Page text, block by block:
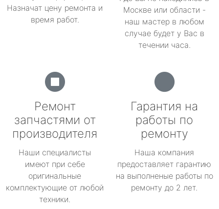
Назначат цену ремонта и
время работ.
Москве или области -
наш мастер в любом
случае будет у Вас в
течении часа.
Ремонт
запчастями от
производителя
Наши специалисты
имеют при себе
оригинальные
комплектующие от любой
техники.
Гарантия на
работы по
ремонту
Наша компания
предоставляет гарантию
на выполненые работы по
ремонту до 2 лет.